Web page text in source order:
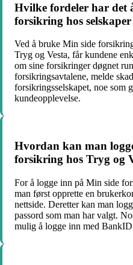
Hvilke fordeler har det
forsikring hos
Ved å bruke Min side
Tryg og Vesta, får kundene
om sine forsikringer døgnet
forsikringsavtalene, melde
forsikringsselskapet, noe som
kundeopplevelse.
Hvordan kan man
forsikring hos Tryg og
For å logge inn på Min side
man først opprette en
nettside. Deretter kan man
passord som man har valgt.
mulig å logge inn med